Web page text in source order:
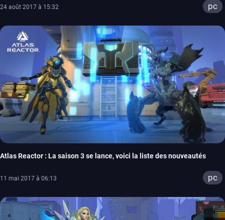
24 août 2017 à 15:32 pc
Atlas Reactor : La saison 3 se lance, voici la liste des nouveautés
11 mai 2017 à 06:13 pc